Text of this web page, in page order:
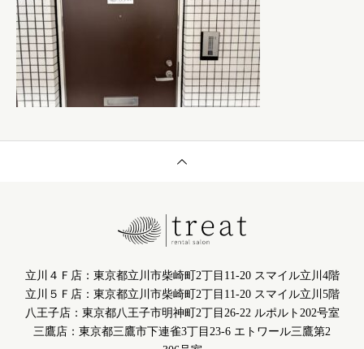
立川４Ｆ店：東京都立川市柴崎町2丁目11-20 スマイル立川4階
立川５Ｆ店：東京都立川市柴崎町2丁目11-20 スマイル立川5階
八王子店：東京都八王子市明神町2丁目26-22 ルポルト202号室
三鷹店：東京都三鷹市下連雀3丁目23-6 エトワール三鷹第2